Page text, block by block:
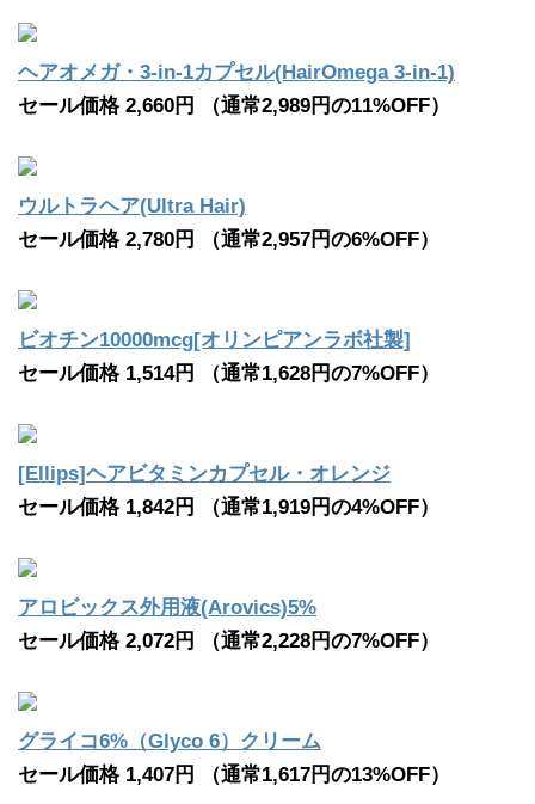
ヘアオメガ・3-in-1カプセル(HairOmega 3-in-1)
セール価格 2,660円 （通常2,989円の11%OFF）
ウルトラヘア(Ultra Hair)
セール価格 2,780円 （通常2,957円の6%OFF）
ビオチン10000mcg[オリンピアンラボ社製]
セール価格 1,514円 （通常1,628円の7%OFF）
[Ellips]ヘアビタミンカプセル・オレンジ
セール価格 1,842円 （通常1,919円の4%OFF）
アロビックス外用液(Arovics)5%
セール価格 2,072円 （通常2,228円の7%OFF）
グライコ6%（Glyco 6）クリーム
セール価格 1,407円 （通常1,617円の13%OFF）